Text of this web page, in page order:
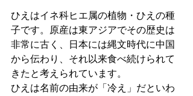
ひえはイネ科ヒエ属の植物・ひえの種
子です。原産は東アジアでその歴史は
非常に古く、日本には縄文時代に中国
から伝わり、それ以来食べ続けられて
きたと考えられています。
ひえは名前の由来が「冷え」だといわ